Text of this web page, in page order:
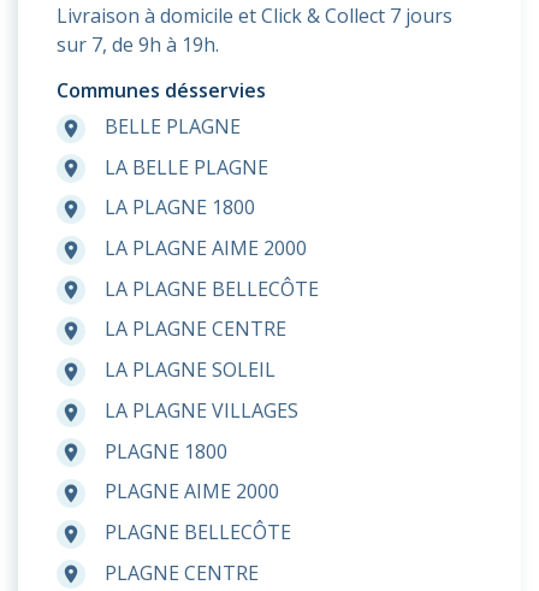
Livraison à domicile et Click & Collect 7 jours
sur 7, de 9h à 19h.
Communes désservies
room BELLE PLAGNE
room LA BELLE PLAGNE
room LA PLAGNE 1800
room LA PLAGNE AIME 2000
room LA PLAGNE BELLECÔTE
room LA PLAGNE CENTRE
room LA PLAGNE SOLEIL
room LA PLAGNE VILLAGES
room PLAGNE 1800
room PLAGNE AIME 2000
room PLAGNE BELLECÔTE
room PLAGNE CENTRE